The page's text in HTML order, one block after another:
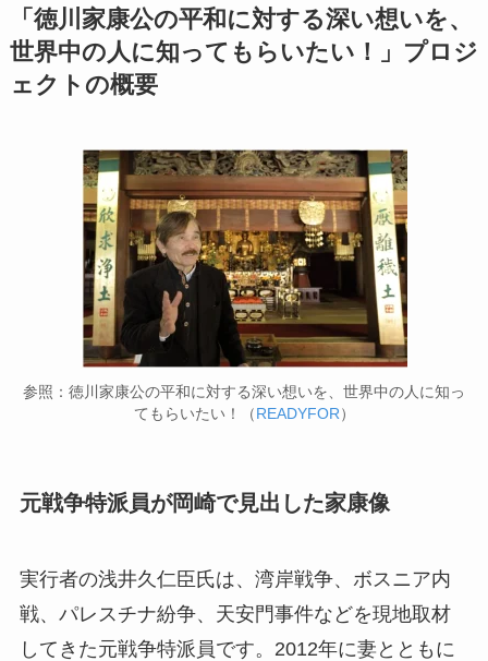
「徳川家康公の平和に対する深い想いを、
世界中の人に知ってもらいたい！」プロジ
ェクトの概要
参照：徳川家康公の平和に対する深い想いを、世界中の人に知っ
てもらいたい！（READYFOR）
元戦争特派員が岡崎で見出した家康像
実行者の浅井久仁臣氏は、湾岸戦争、ボスニア内
戦、パレスチナ紛争、天安門事件などを現地取材
してきた元戦争特派員です。2012年に妻とともに